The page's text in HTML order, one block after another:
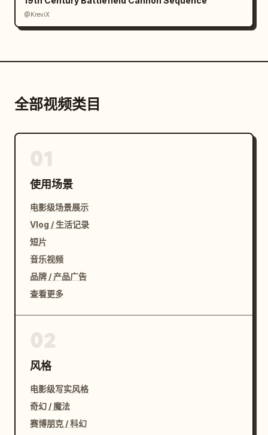
@KreviX
全部视频类目
使用场景
电影级场景展示
Vlog / 生活记录
短片
音乐视频
品牌 / 产品广告
查看更多
风格
电影级写实风格
奇幻 / 魔法
赛博朋克 / 科幻